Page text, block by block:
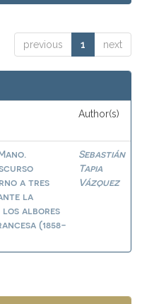
previous 1 next
Author(s)
a tres
la
los albores
(1858-
Sebastián
Tapia
Vázquez